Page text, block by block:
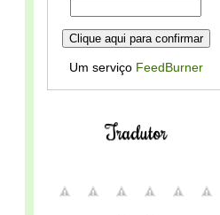
Um serviço FeedBurner
Tradutor